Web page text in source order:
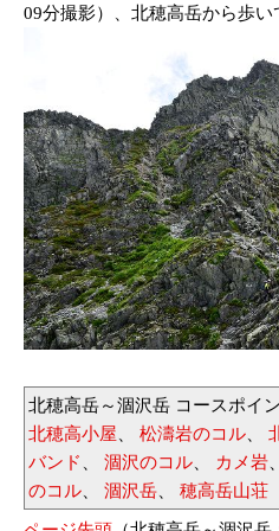
09分撮影）、北穂高岳から歩
北穂高岳～涸沢岳 コースポイ
北穂高小屋
松濤岩のコル
バンド
涸沢のコル カメ岩
のコル
涸沢岳 穂高岳山荘